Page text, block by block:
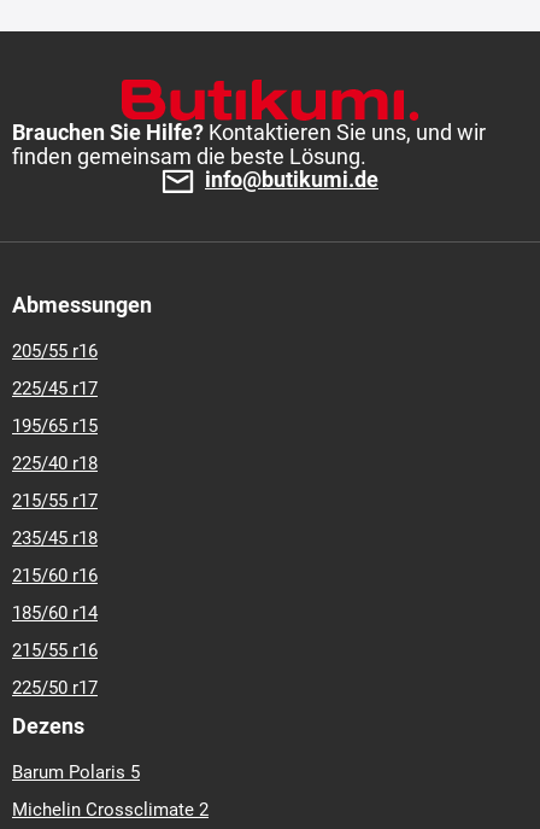
Brauchen Sie Hilfe? Kontaktieren Sie uns, und wir
finden gemeinsam die beste Lösung.
info@butikumi.de
Abmessungen
205/55 r16
225/45 r17
195/65 r15
225/40 r18
215/55 r17
235/45 r18
215/60 r16
185/60 r14
215/55 r16
225/50 r17
Dezens
Barum Polaris 5
Michelin Crossclimate 2